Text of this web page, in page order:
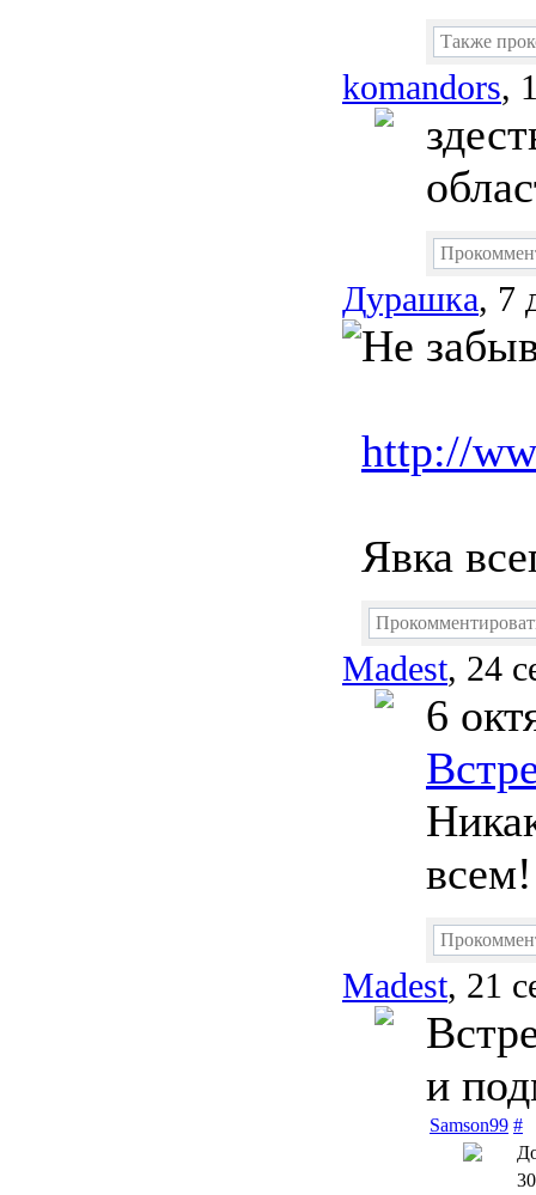
Также
komandors,
Дурашка, 7
Не
http://
Явка
Madest, 24
6
всем!
Madest, 21
и
Samson99 #